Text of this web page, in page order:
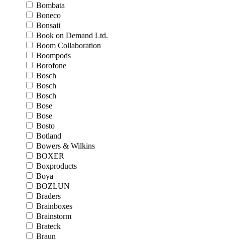
Bombata
Boneco
Bonsaii
Book on Demand Ltd.
Boom Collaboration
Boompods
Borofone
Bosch
Bosch
Bosch
Bose
Bose
Bosto
Botland
Bowers & Wilkins
BOXER
Boxproducts
Boya
BOZLUN
Braders
Brainboxes
Brainstorm
Brateck
Braun